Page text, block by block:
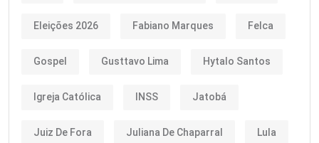
Eleições 2026 Fabiano Marques Felca
Gospel Gusttavo Lima Hytalo Santos
Igreja Católica INSS Jatobá
Juiz De Fora Juliana De Chaparral Lula